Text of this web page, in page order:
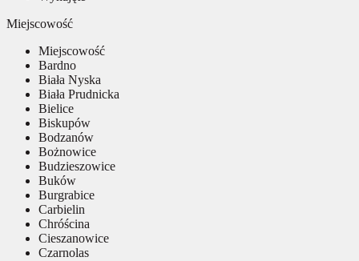
Miejscowość
Miejscowość
Bardno
Biała Nyska
Biała Prudnicka
Bielice
Biskupów
Bodzanów
Bożnowice
Budzieszowice
Buków
Burgrabice
Carbielin
Chróścina
Cieszanowice
Czarnolas